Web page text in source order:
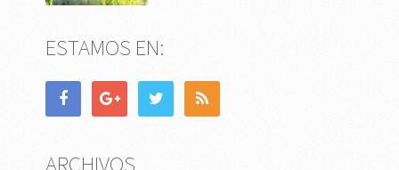
ESTAMOS EN:
ARCHIVOS